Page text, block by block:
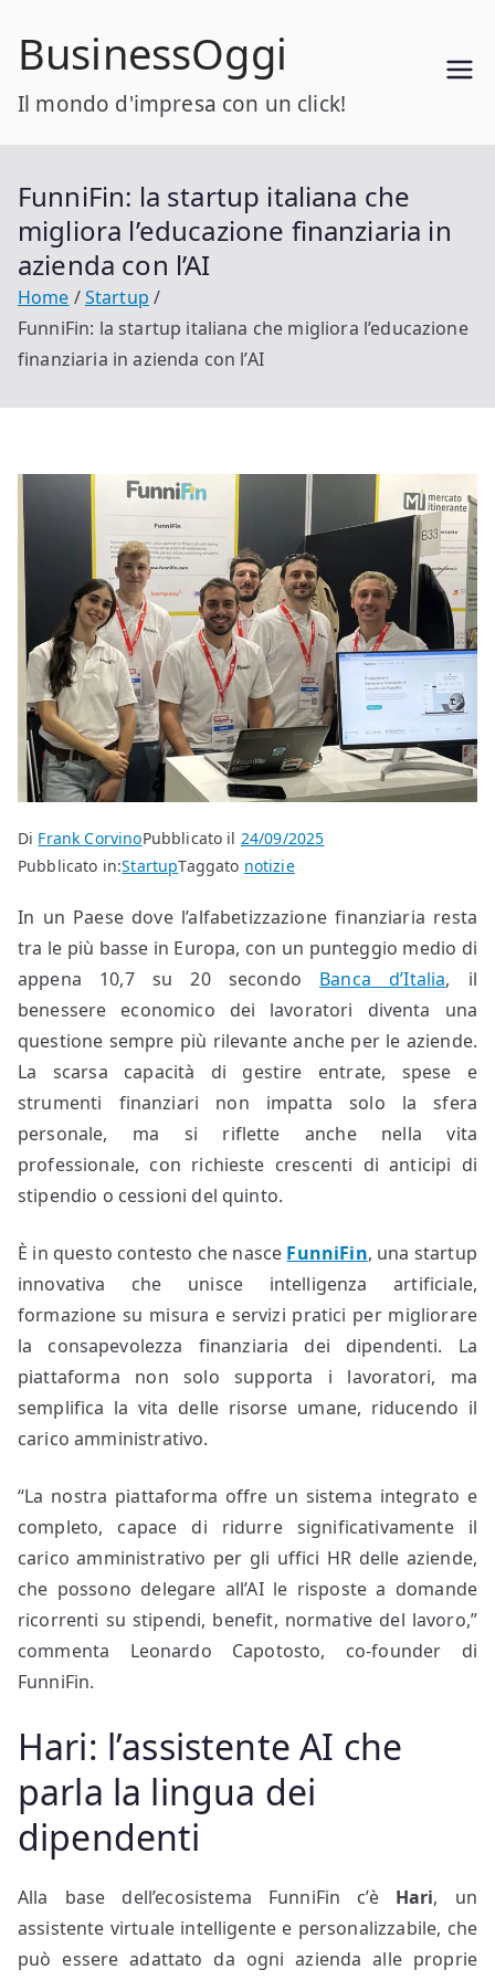
contenuto
BusinessOggi
Il mondo d'impresa con un click!
FunniFin: la startup italiana che
migliora l’educazione finanziaria in
azienda con l’AI
Home
Startup
FunniFin: la startup italiana che migliora l’educazione
finanziaria in azienda con l’AI
Di Frank CorvinoPubblicato il 24/09/2025
Pubblicato in:StartupTaggato notizie
In un Paese dove l’alfabetizzazione finanziaria resta
tra le più basse in Europa, con un punteggio medio di
appena 10,7 su 20 secondo Banca d’Italia, il
benessere economico dei lavoratori diventa una
questione sempre più rilevante anche per le aziende.
La scarsa capacità di gestire entrate, spese e
strumenti finanziari non impatta solo la sfera
personale, ma si riflette anche nella vita
professionale, con richieste crescenti di anticipi di
stipendio o cessioni del quinto.
È in questo contesto che nasce FunniFin, una startup
innovativa che unisce intelligenza artificiale,
formazione su misura e servizi pratici per migliorare
la consapevolezza finanziaria dei dipendenti. La
piattaforma non solo supporta i lavoratori, ma
semplifica la vita delle risorse umane, riducendo il
carico amministrativo.
“La nostra piattaforma offre un sistema integrato e
completo, capace di ridurre significativamente il
carico amministrativo per gli uffici HR delle aziende,
che possono delegare all’AI le risposte a domande
ricorrenti su stipendi, benefit, normative del lavoro,”
commenta Leonardo Capotosto, co-founder di
FunniFin.
Hari: l’assistente AI che
parla la lingua dei
dipendenti
Alla base dell’ecosistema FunniFin c’è Hari, un
assistente virtuale intelligente e personalizzabile, che
può essere adattato da ogni azienda alle proprie